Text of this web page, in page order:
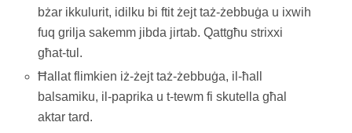
bżar ikkulurit, idilku bi ftit żejt taż-żebbuġa u ixwih
fuq grilja sakemm jibda jirtab. Qattgħu strixxi
għat-tul.
Ħallat flimkien iż-żejt taż-żebbuġa, il-ħall
balsamiku, il-paprika u t-tewm fi skutella għal
aktar tard.